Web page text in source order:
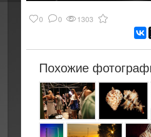
0 0 1303
Похожие